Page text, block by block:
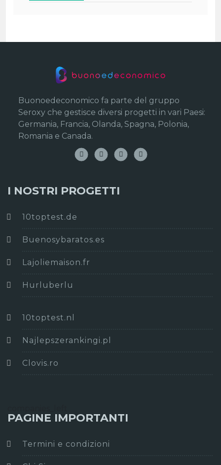
Buonoedeconomico fa parte del gruppo
Seroxy che gestisce diversi progetti in vari Paesi:
Germania, Francia, Olanda, Spagna, Polonia,
Romania e Canada.
I NOSTRI PROGETTI
10toptest.de
Buenosybaratos.es
Lajoliemaison.fr
Hurluberlu
10toptest.nl
Najlepszerankingi.pl
Clovis.ro
PAGINE IMPORTANTI
Termini e condizioni